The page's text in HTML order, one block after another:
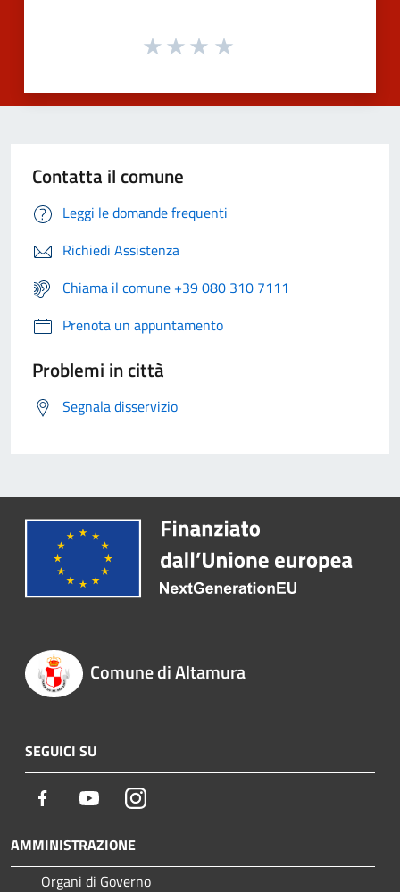
Contatta il comune
Leggi le domande frequenti
Richiedi Assistenza
Chiama il comune +39 080 310 7111
Prenota un appuntamento
Problemi in città
Segnala disservizio
Comune di Altamura
SEGUICI SU
Facebook YoutubeInstagram
AMMINISTRAZIONE
Organi di Governo